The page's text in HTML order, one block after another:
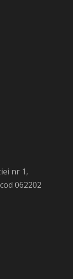
nr 1,
062202